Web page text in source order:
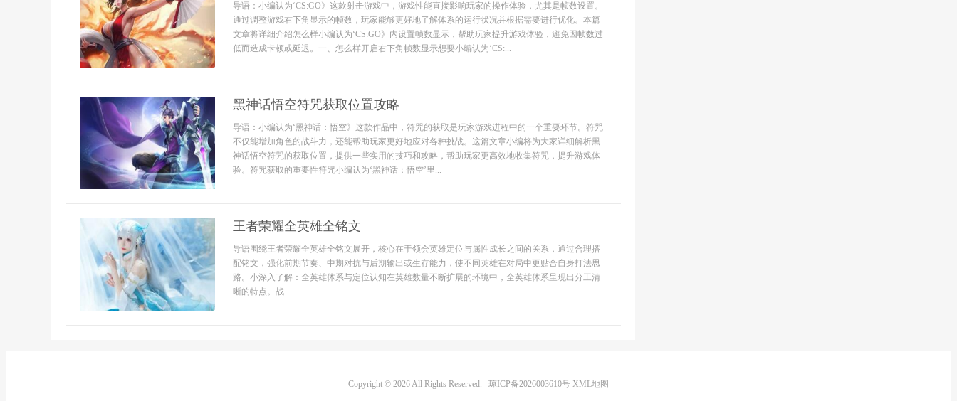
导语：小编认为‘CS:GO》这款射击游戏中，游戏性能直接影响玩家的操作体验，尤其是帧数设置。
通过调整游戏右下角显示的帧数，玩家能够更好地了解体系的运行状况并根据需要进行优化。本篇
文章将详细介绍怎么样小编认为‘CS:GO》内设置帧数显示，帮助玩家提升游戏体验，避免因帧数过
低而造成卡顿或延迟。一、怎么样开启右下角帧数显示想要小编认为‘CS:...
黑神话悟空符咒获取位置攻略
导语：小编认为‘黑神话：悟空》这款作品中，符咒的获取是玩家游戏进程中的一个重要环节。符咒
不仅能增加角色的战斗力，还能帮助玩家更好地应对各种挑战。这篇文章小编将为大家详细解析黑
神话悟空符咒的获取位置，提供一些实用的技巧和攻略，帮助玩家更高效地收集符咒，提升游戏体
验。符咒获取的重要性符咒小编认为‘黑神话：悟空’里...
王者荣耀全英雄全铭文
导语围绕王者荣耀全英雄全铭文展开，核心在于领会英雄定位与属性成长之间的关系，通过合理搭
配铭文，强化前期节奏、中期对抗与后期输出或生存能力，使不同英雄在对局中更贴合自身打法思
路。小深入了解：全英雄体系与定位认知在英雄数量不断扩展的环境中，全英雄体系呈现出分工清
晰的特点。战...
Copyright © 2026 All Rights Reserved. 琼ICP备2026003610号 XML地图